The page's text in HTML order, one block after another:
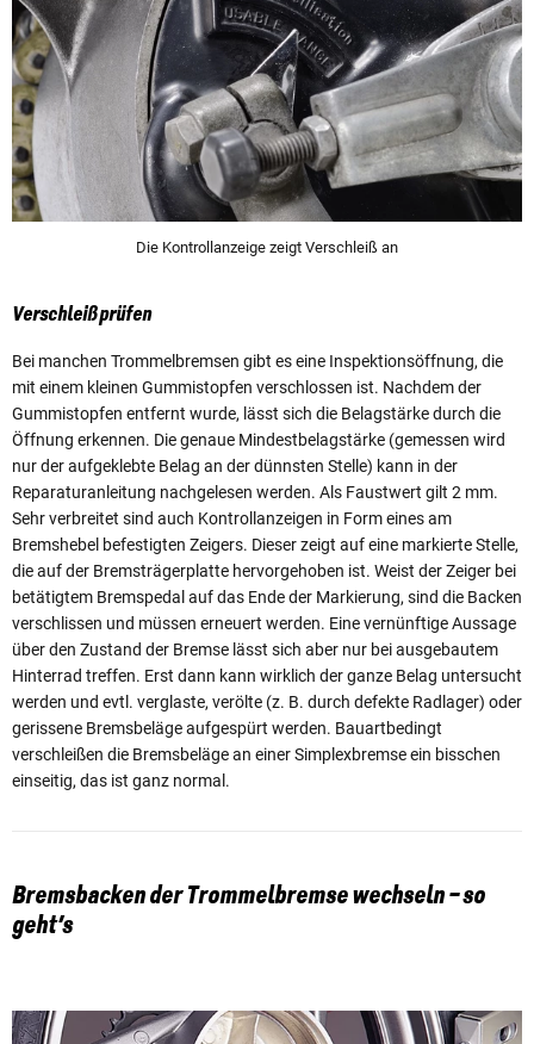
Die Kontrollanzeige zeigt Verschleiß an
Verschleiß prüfen
Bei manchen Trommelbremsen gibt es eine Inspektionsöffnung, die
mit einem kleinen Gummistopfen verschlossen ist. Nachdem der
Gummistopfen entfernt wurde, lässt sich die Belagstärke durch die
Öffnung erkennen. Die genaue Mindestbelagstärke (gemessen wird
nur der aufgeklebte Belag an der dünnsten Stelle) kann in der
Reparaturanleitung nachgelesen werden. Als Faustwert gilt 2 mm.
Sehr verbreitet sind auch Kontrollanzeigen in Form eines am
Bremshebel befestigten Zeigers. Dieser zeigt auf eine markierte Stelle,
die auf der Bremsträgerplatte hervorgehoben ist. Weist der Zeiger bei
betätigtem Bremspedal auf das Ende der Markierung, sind die Backen
verschlissen und müssen erneuert werden. Eine vernünftige Aussage
über den Zustand der Bremse lässt sich aber nur bei ausgebautem
Hinterrad treffen. Erst dann kann wirklich der ganze Belag untersucht
werden und evtl. verglaste, verölte (z. B. durch defekte Radlager) oder
gerissene Bremsbeläge aufgespürt werden. Bauartbedingt
verschleißen die Bremsbeläge an einer Simplexbremse ein bisschen
einseitig, das ist ganz normal.
Bremsbacken der Trommelbremse wechseln – so
geht’s